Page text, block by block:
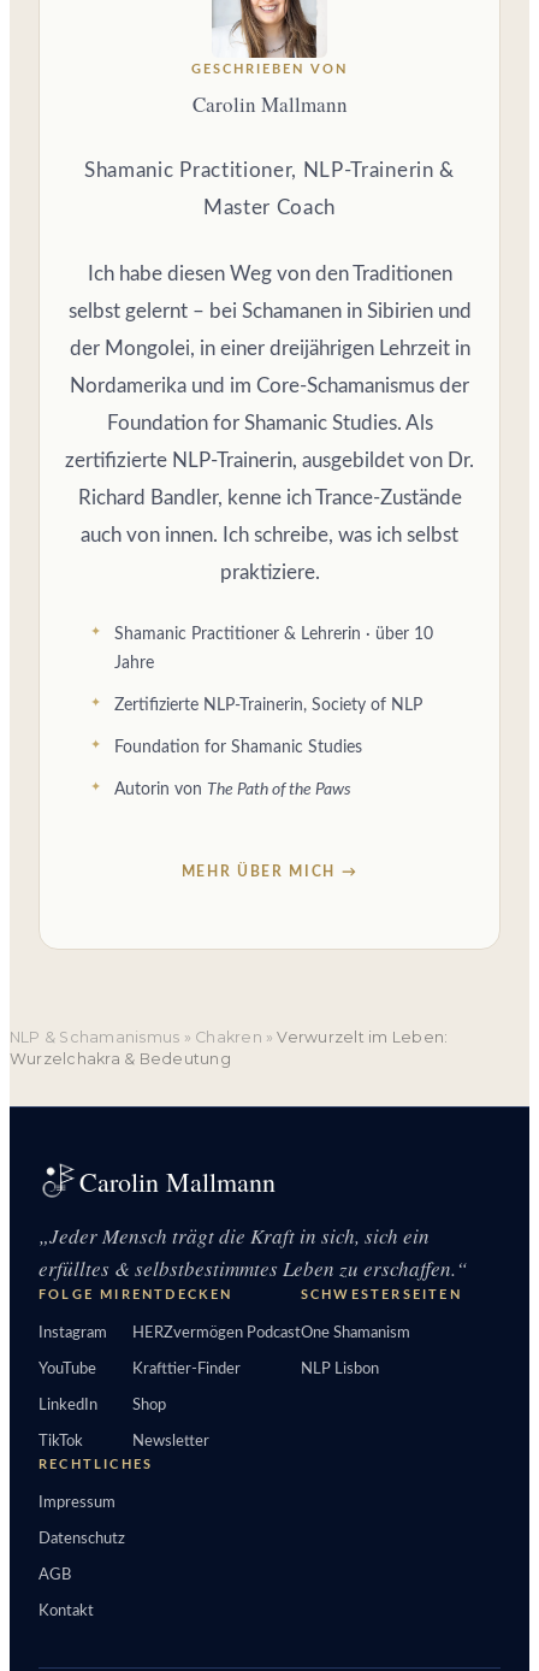
GESCHRIEBEN VON
Carolin Mallmann
Shamanic Practitioner, NLP-Trainerin &
Master Coach
Ich habe diesen Weg von den Traditionen
selbst gelernt – bei Schamanen in Sibirien und
der Mongolei, in einer dreijährigen Lehrzeit in
Nordamerika und im Core-Schamanismus der
Foundation for Shamanic Studies. Als
zertifizierte NLP-Trainerin, ausgebildet von Dr.
Richard Bandler, kenne ich Trance-Zustände
auch von innen. Ich schreibe, was ich selbst
praktiziere.
Shamanic Practitioner & Lehrerin · über 10
Jahre
Zertifizierte NLP-Trainerin, Society of NLP
Foundation for Shamanic Studies
Autorin von The Path of the Paws
MEHR ÜBER MICH →
NLP & Schamanismus » Chakren »Verwurzelt im Leben:
Wurzelchakra & Bedeutung
Carolin Mallmann
„Jeder Mensch trägt die Kraft in sich, sich ein
erfülltes & selbstbestimmtes Leben zu erschaffen.“
FOLGE MIR
Instagram
YouTube
LinkedIn
TikTok
ENTDECKEN
HERZvermögen Podcast
Krafttier-Finder
Shop
Newsletter
SCHWESTERSEITEN
One Shamanism
NLP Lisbon
RECHTLICHES
Impressum
Datenschutz
AGB
Kontakt